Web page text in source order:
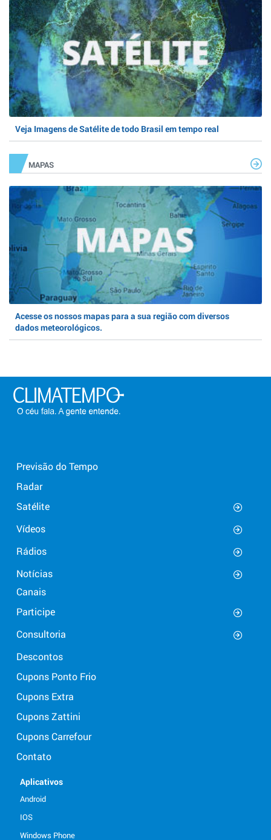
Veja Imagens de Satélite de todo Brasil em tempo real
MAPAS
Acesse os nossos mapas para a sua região com diversos
dados meteorológicos.
Previsão do Tempo
Radar
Satélite
Vídeos
Rádios
Notícias
Canais
Participe
Consultoria
Descontos
Cupons Ponto Frio
Cupons Extra
Cupons Zattini
Cupons Carrefour
Contato
Aplicativos
Android
IOS
Windows Phone